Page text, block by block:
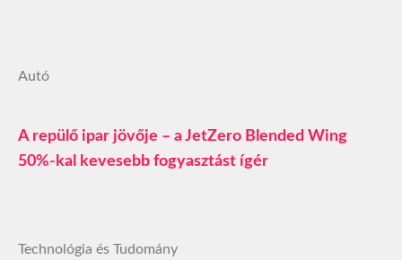
Autó
A repülő ipar jövője – a JetZero Blended Wing
50%-kal kevesebb fogyasztást ígér
Technológia és Tudomány